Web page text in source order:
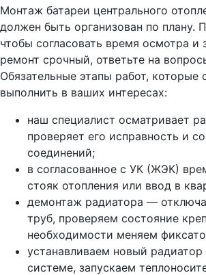
Монтаж батареи центрального
должен быть организован по плану.
чтобы согласовать время осмотра и
ремонт срочный, ответьте на
Обязательные этапы работ, которые
выполнить в ваших интересах:
наш специалист осматривает
проверяет его исправность и
соединений;
в согласованное с УК (ЖЭК)
стояк отопления или ввод в
демонтаж радиатора —
труб, проверяем состояние
необходимости меняем
устанавливаем новый
системе, запускаем